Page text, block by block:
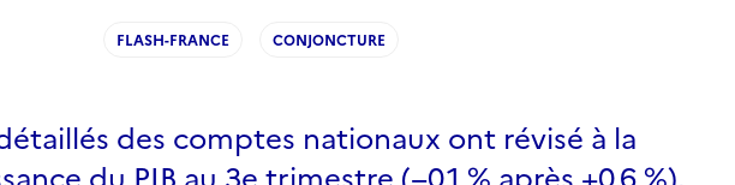
FLASH-FRANCE CONJONCTURE
des comptes nationaux ont révisé à la
du PIB au 3e trimestre (−0,1 % après +0,6 %).